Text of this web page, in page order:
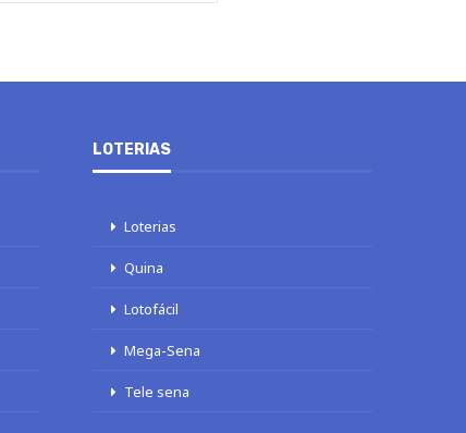
LOTERIAS
Loterias
Quina
Lotofácil
Mega-Sena
Tele sena